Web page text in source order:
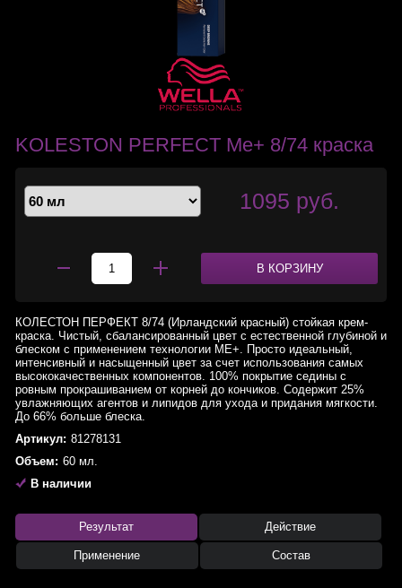
KOLESTON PERFECT Me+ 8/74 краска
1095 руб.
В КОРЗИНУ
КОЛЕСТОН ПЕРФЕКТ 8/74 (Ирландский красный) стойкая крем-
краска. Чистый, сбалансированный цвет с естественной глубиной и
блеском с применением технологии МЕ+. Просто идеальный,
интенсивный и насыщенный цвет за счет использования самых
высококачественных компонентов. 100% покрытие седины с
ровным прокрашиванием от корней до кончиков. Содержит 25%
увлажняющих агентов и липидов для ухода и придания мягкости.
До 66% больше блеска.
Артикул: 81278131
Объем: 60 мл.
В наличии
Результат Действие
Применение Состав